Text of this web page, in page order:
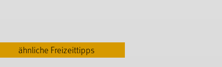
ähnliche Freizeittipps